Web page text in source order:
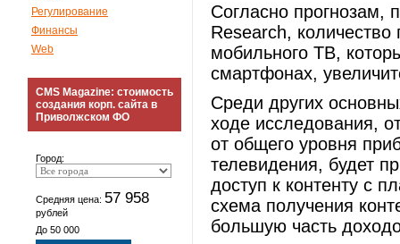
Регулирование
Финансы
Web
CMS Magazine: стоимость
создания корп. сайта в
Приволжском ФО
Город:
Средняя цена: 57 958
рублей
До 50 000
Согласно прогнозам,
Research, количество
мобильного ТВ,
смартфонах,
Среди других
ходе исследования,
от общего уровня
телевидения, будет
доступ к контенту с
схема получения
большую часть